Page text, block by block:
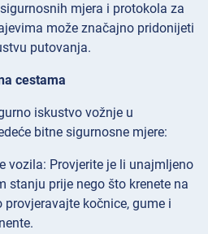
mjera i protokola za
može značajno pridonijeti
putovanja.
cestama
iskustvo vožnje u
bitne sigurnosne mjere:
vozila: Provjerite je li unajmljeno
stanju prije nego što krenete na
provjeravajte kočnice, gume i